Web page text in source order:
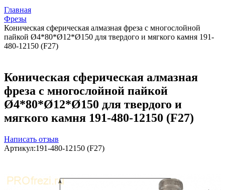
Главная
Фрезы
Коническая сферическая алмазная фреза с многослойной
пайкой Ø4*80*Ø12*Ø150 для твердого и мягкого камня 191-
480-12150 (F27)
Коническая сферическая алмазная
фреза с многослойной пайкой
Ø4*80*Ø12*Ø150 для твердого и
мягкого камня 191-480-12150 (F27)
Написать отзыв
Артикул:191-480-12150 (F27)